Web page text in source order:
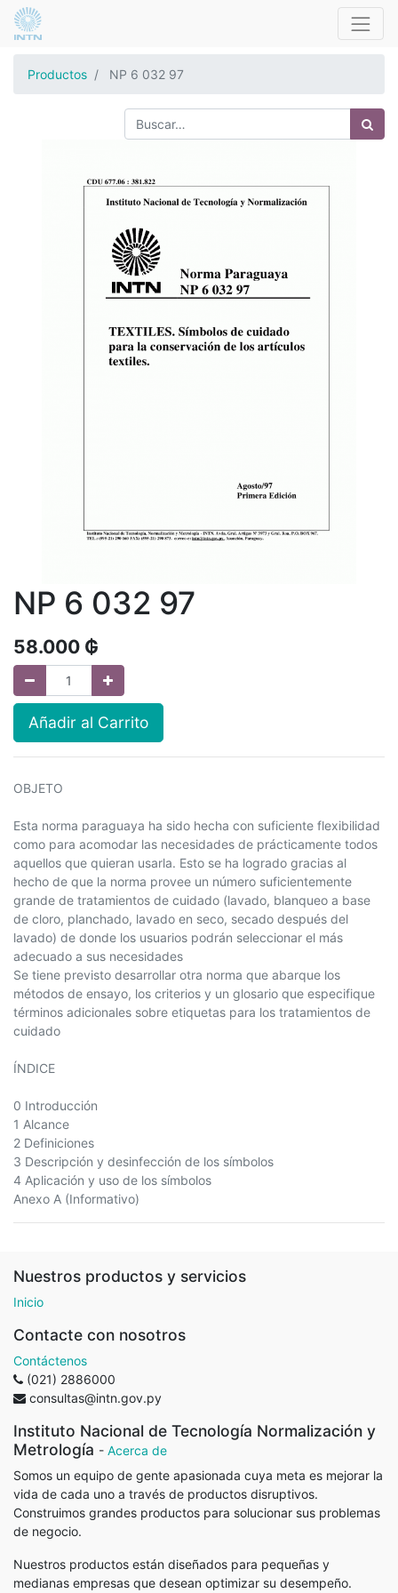
Productos NP 6 032 97
NP 6 032 97
58.000 ₲
Añadir al Carrito
OBJETO
Esta norma paraguaya ha sido hecha con suficiente flexibilidad
como para acomodar las necesidades de prácticamente todos
aquellos que quieran usarla. Esto se ha logrado gracias al
hecho de que la norma provee un número suficientemente
grande de tratamientos de cuidado (lavado, blanqueo a base
de cloro, planchado, lavado en seco, secado después del
lavado) de donde los usuarios podrán seleccionar el más
adecuado a sus necesidades
Se tiene previsto desarrollar otra norma que abarque los
métodos de ensayo, los criterios y un glosario que especifique
términos adicionales sobre etiquetas para los tratamientos de
cuidado
ÍNDICE
0 Introducción
1 Alcance
2 Definiciones
3 Descripción y desinfección de los símbolos
4 Aplicación y uso de los símbolos
Anexo A (Informativo)
Nuestros productos y servicios
Inicio
Contacte con nosotros
Contáctenos
(021) 2886000
consultas@intn.gov.py
Instituto Nacional de Tecnología Normalización y
Metrología - Acerca de
Somos un equipo de gente apasionada cuya meta es mejorar la
vida de cada uno a través de productos disruptivos.
Construimos grandes productos para solucionar sus problemas
de negocio.
Nuestros productos están diseñados para pequeñas y
medianas empresas que desean optimizar su desempeño.